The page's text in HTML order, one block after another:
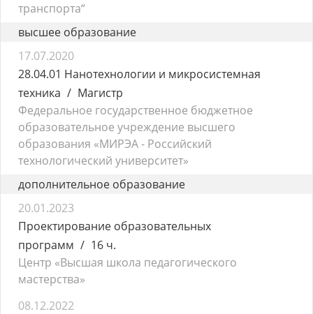
транспорта“
высшее образование
17.07.2020
28.04.01 Нанотехнологии и микросистемная
техника
Магистр
Федеральное государственное бюджетное
образовательное учреждение высшего
образования «МИРЭА - Российский
технологический университет»
дополнительное образование
20.01.2023
Проектирование образовательных
программ
16 ч.
Центр «Высшая школа педагогического
мастерства»
08.12.2022